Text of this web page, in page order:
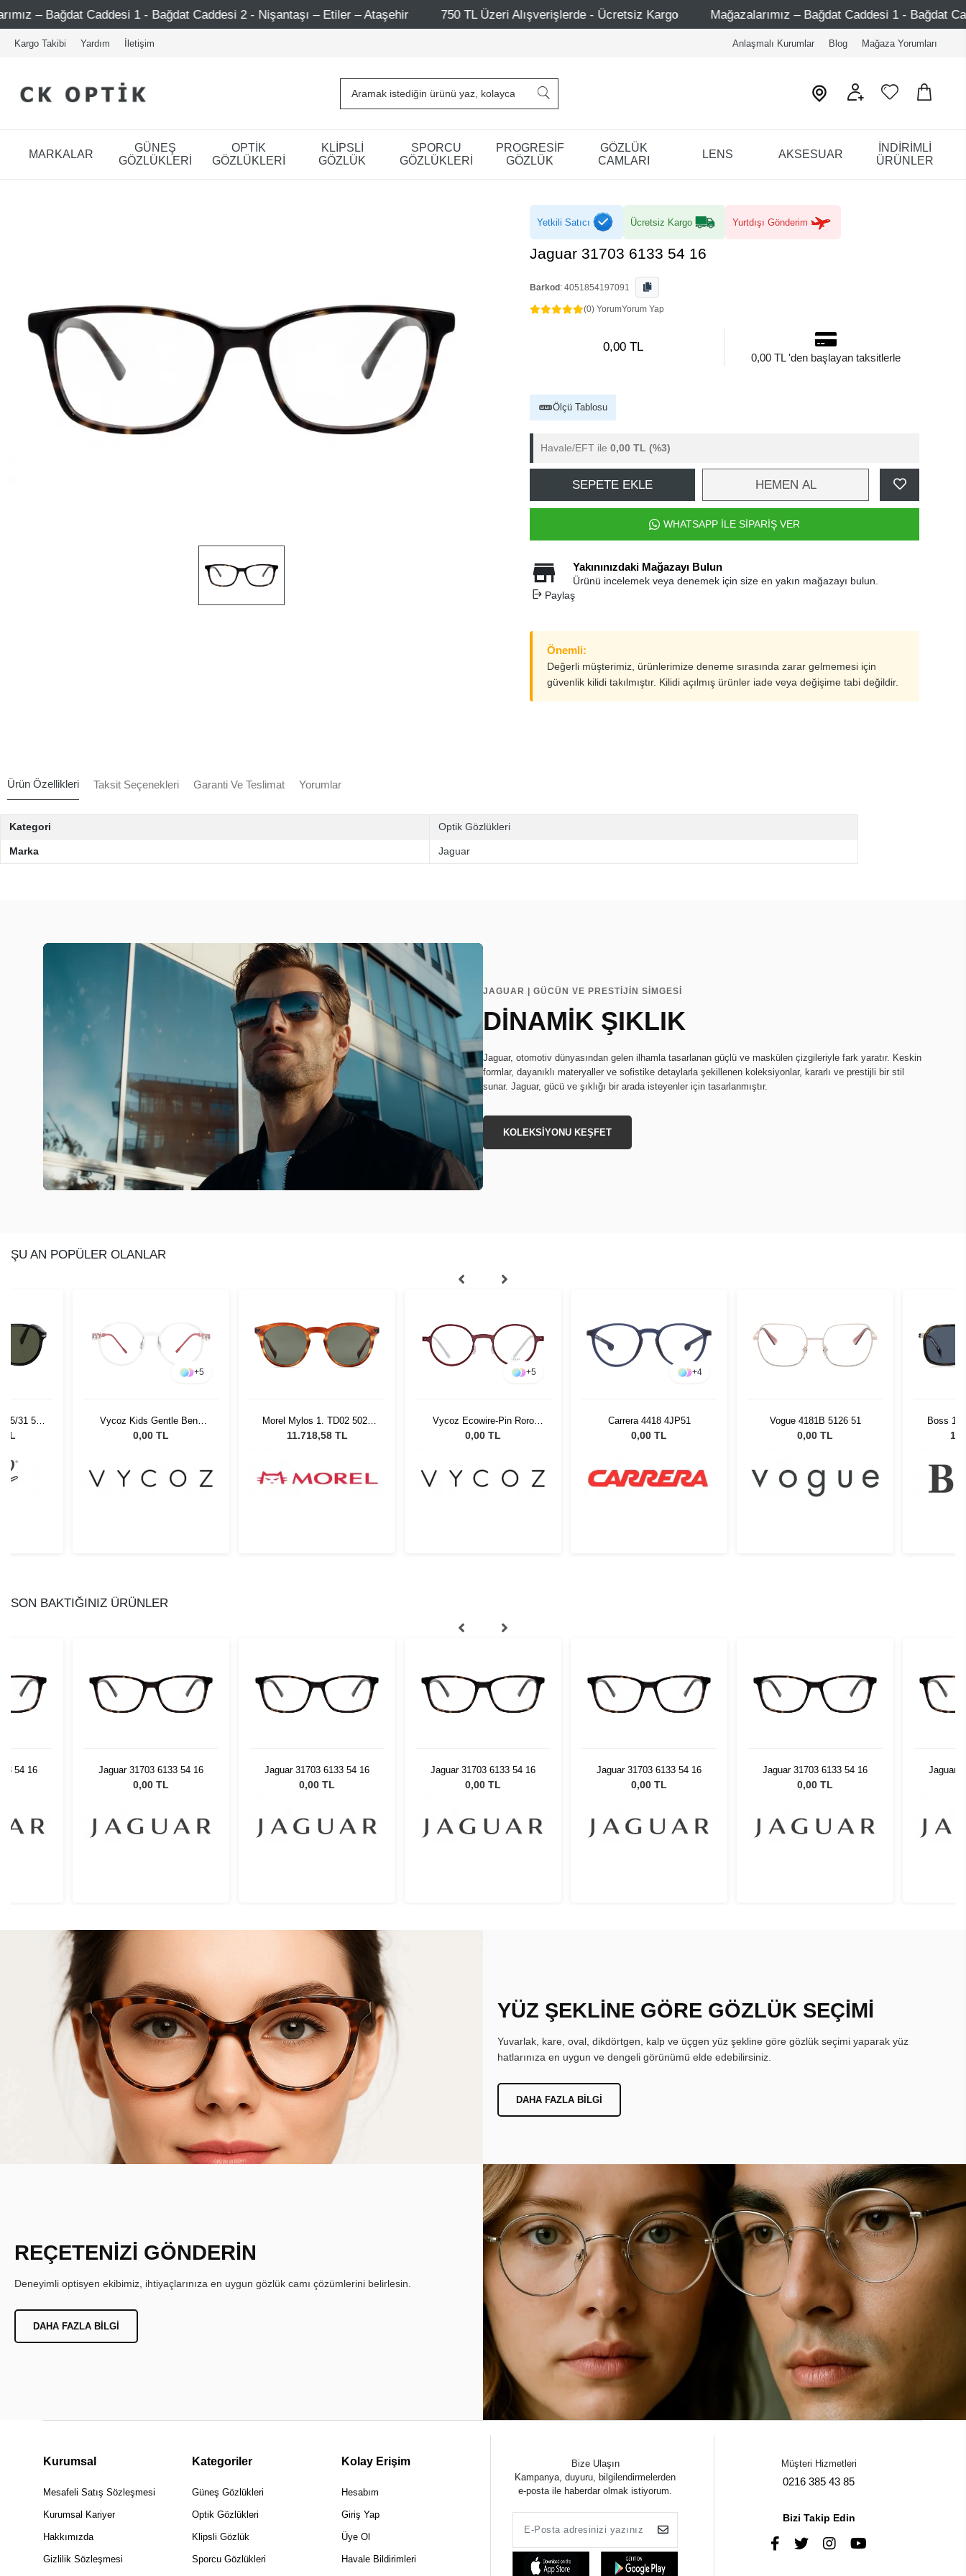
1 - Bağdat Caddesi 2 - Nişantaşı – Etiler – Ataşehir 750 TL Üzeri Alışverişlerde - Ücretsiz Kargo Mağazalarımız – Bağdat Caddesi 1 - Bağdat Caddesi 2 -
Kargo Takibi Yardım İletişim Anlaşmalı Kurumlar Blog Mağaza Yorumları
MARKALAR
GÜNEŞ
GÖZLÜKLERİ
OPTİK
GÖZLÜKLERİ
KLİPSLİ
GÖZLÜK
SPORCU
GÖZLÜKLERİ
PROGRESİF
GÖZLÜK
GÖZLÜK
CAMLARI
LENS AKSESUAR
İNDİRİMLİ
ÜRÜNLER
Yetkili Satıcı Ücretsiz Kargo Yurtdışı Gönderim
Jaguar 31703 6133 54 16
Barkod : 4051854197091
(0) YorumYorum Yap
0,00 TL
0,00 TL 'den başlayan taksitlerle
Ölçü Tablosu
Havale/EFT ile 0,00 TL (%3)
SEPETE EKLE HEMEN AL
WHATSAPP İLE SİPARİŞ VER
Yakınınızdaki Mağazayı Bulun
Ürünü incelemek veya denemek için size en yakın mağazayı bulun.
Paylaş
Önemli:
Değerli müşterimiz, ürünlerimize deneme sırasında zarar gelmemesi için
güvenlik kilidi takılmıştır. Kilidi açılmış ürünler iade veya değişime tabi değildir.
Ürün Özellikleri Taksit Seçenekleri Garanti Ve Teslimat Yorumlar
Kategori Optik Gözlükleri
Marka Jaguar
JAGUAR | GÜCÜN VE PRESTİJİN SİMGESİ
DİNAMİK ŞIKLIK
Jaguar, otomotiv dünyasından gelen ilhamla tasarlanan güçlü ve maskülen çizgileriyle fark yaratır. Keskin
formlar, dayanıklı materyaller ve sofistike detaylarla şekillenen koleksiyonlar, kararlı ve prestijli bir stil
sunar. Jaguar, gücü ve şıklığı bir arada isteyenler için tasarlanmıştır.
KOLEKSİYONU KEŞFET
ŞU AN POPÜLER OLANLAR
95/31 55
TL
+5
Vycoz Kids Gentle Benn
CRT 46-17 135
0,00 TL
Morel Mylos 1. TD02 5021
Unisex Güneş Gözlüğü
11.718,58 TL
+5
Vycoz Ecowire-Pin Roro
RED 46-22 51526
0,00 TL
+4
Carrera 4418 4JP51
0,00 TL
Vogue 4181B 5126 51
0,00 TL
Boss
SON BAKTIĞINIZ ÜRÜNLER
54 16 Jaguar 31703 6133 54 16
0,00 TL
Jaguar 31703 6133 54 16
0,00 TL
Jaguar 31703 6133 54 16
0,00 TL
Jaguar 31703 6133 54 16
0,00 TL
Jaguar 31703 6133 54 16
0,00 TL
Jaguar
YÜZ ŞEKLİNE GÖRE GÖZLÜK SEÇİMİ
Yuvarlak, kare, oval, dikdörtgen, kalp ve üçgen yüz şekline göre gözlük seçimi yaparak yüz
hatlarınıza en uygun ve dengeli görünümü elde edebilirsiniz.
DAHA FAZLA BILGI
REÇETENİZİ GÖNDERİN
Deneyimli optisyen ekibimiz, ihtiyaçlarınıza en uygun gözlük camı çözümlerini belirlesin.
DAHA FAZLA BILGI
Kurumsal
Mesafeli Satış Sözleşmesi
Kurumsal Kariyer
Hakkımızda
Gizlilik Sözleşmesi
Kategoriler
Güneş Gözlükleri
Optik Gözlükleri
Klipsli Gözlük
Sporcu Gözlükleri
Kolay Erişim
Hesabım
Giriş Yap
Üye Ol
Havale Bildirimleri
Bize Ulaşın
Kampanya, duyuru, bilgilendirmelerden
e-posta ile haberdar olmak istiyorum.
Müşteri Hizmetleri
0216 385 43 85
Bizi Takip Edin